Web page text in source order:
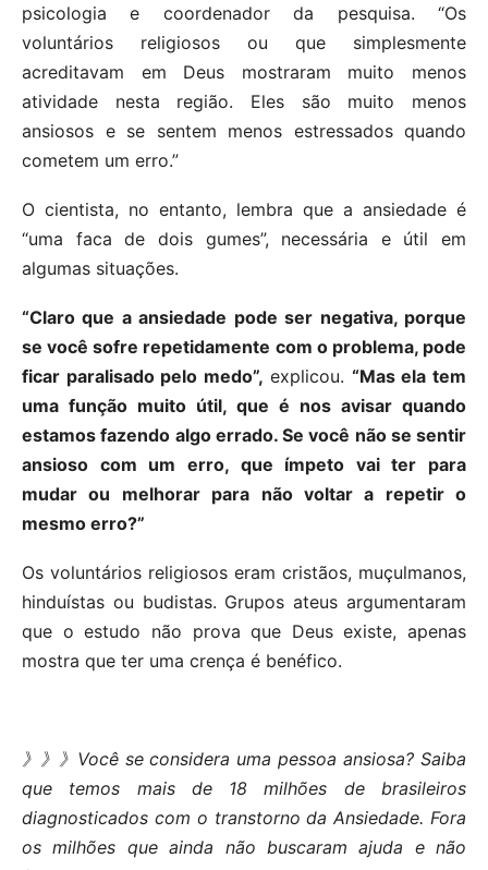
psicologia e coordenador da pesquisa. “Os
voluntários religiosos ou que simplesmente
acreditavam em Deus mostraram muito menos
atividade nesta região. Eles são muito menos
ansiosos e se sentem menos estressados quando
cometem um erro.”
O cientista, no entanto, lembra que a ansiedade é
“uma faca de dois gumes”, necessária e útil em
algumas situações.
“Claro que a ansiedade pode ser negativa, porque
se você sofre repetidamente com o problema, pode
ficar paralisado pelo medo”, explicou. “Mas ela tem
uma função muito útil, que é nos avisar quando
estamos fazendo algo errado. Se você não se sentir
ansioso com um erro, que ímpeto vai ter para
mudar ou melhorar para não voltar a repetir o
mesmo erro?”
Os voluntários religiosos eram cristãos, muçulmanos,
hinduístas ou budistas. Grupos ateus argumentaram
que o estudo não prova que Deus existe, apenas
mostra que ter uma crença é benéfico.
》》》Você se considera uma pessoa ansiosa? Saiba
que temos mais de 18 milhões de brasileiros
diagnosticados com o transtorno da Ansiedade. Fora
os milhões que ainda não buscaram ajuda e não